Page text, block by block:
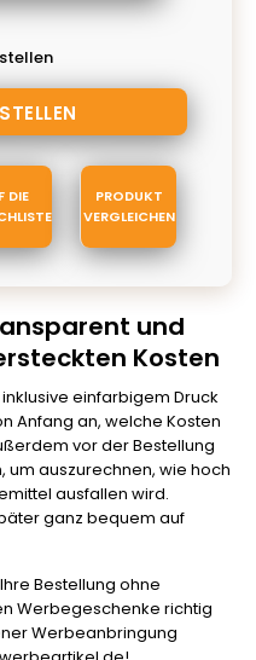
DIE
PRODUKT
VERGLEICHEN
und
Kosten
einfarbigem Druck
Anfang an, welche Kosten
vor der Bestellung
um auszurechnen, wie hoch
ausfallen wird.
ganz bequem auf
Bestellung ohne
Werbegeschenke richtig
Werbeanbringung